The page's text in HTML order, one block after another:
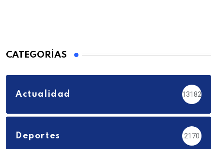
CATEGORÍAS
Actualidad 13182
Deportes 2170